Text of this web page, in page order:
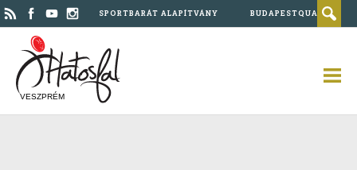
SPORTBARÁT ALAPÍTVÁNY BUDAPESTQUAD
VESZPRÉM